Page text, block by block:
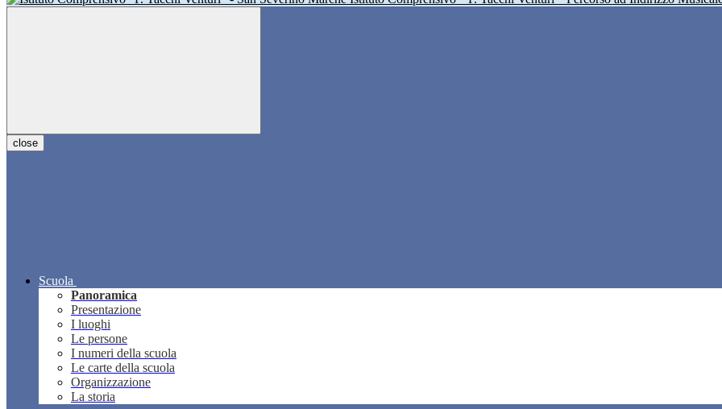
close
Scuola
Panoramica
Presentazione
I luoghi
Le persone
I numeri della scuola
Le carte della scuola
Organizzazione
La storia